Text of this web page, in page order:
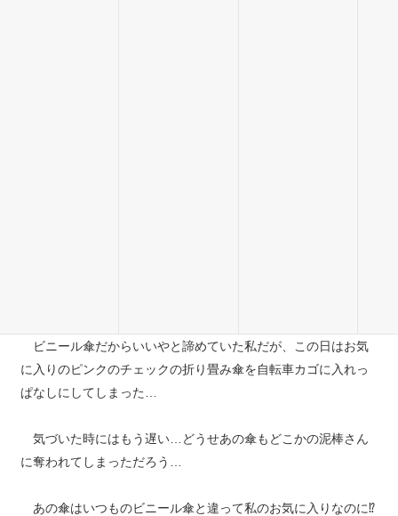
ビニール傘だからいいやと諦めていた私だが、この日はお気
に入りのピンクのチェックの折り畳み傘を自転車カゴに入れっ
ぱなしにしてしまった…
気づいた時にはもう遅い…どうせあの傘もどこかの泥棒さん
に奪われてしまっただろう…
あの傘はいつものビニール傘と違って私のお気に入りなのに⁉︎